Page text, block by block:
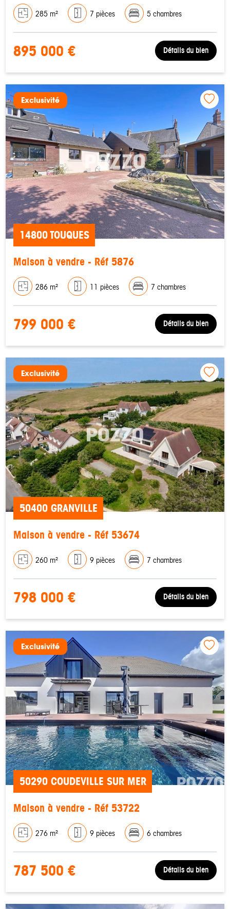
285 m² 7 pièces 5 chambres
895 000 € Détails du bien
Exclusivité
14800 TOUQUES
Maison à vendre - Réf 5876
286 m² 11 pièces 7 chambres
799 000 € Détails du bien
Exclusivité
50400 GRANVILLE
Maison à vendre - Réf 53674
260 m² 9 pièces 7 chambres
798 000 € Détails du bien
Exclusivité
50290 COUDEVILLE SUR MER
Maison à vendre - Réf 53722
276 m² 9 pièces 6 chambres
787 500 € Détails du bien